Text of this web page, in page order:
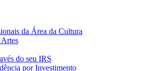
da Área da Cultura
do seu IRS
por Investimento